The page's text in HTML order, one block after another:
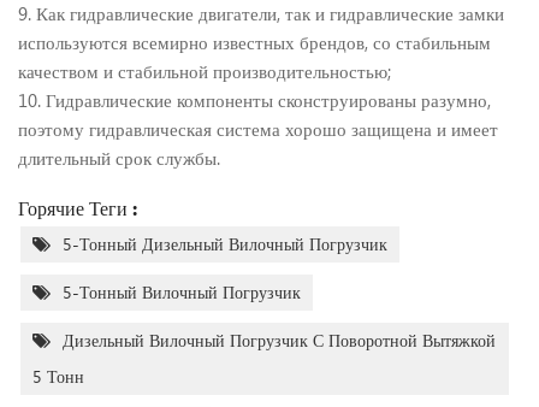
9. Как гидравлические двигатели, так и гидравлические замки
используются всемирно известных брендов, со стабильным
качеством и стабильной производительностью;
10. Гидравлические компоненты сконструированы разумно,
поэтому гидравлическая система хорошо защищена и имеет
длительный срок службы.
Горячие Теги :
5-Тонный Дизельный Вилочный Погрузчик
5-Тонный Вилочный Погрузчик
Дизельный Вилочный Погрузчик С Поворотной Вытяжкой
5 Тонн